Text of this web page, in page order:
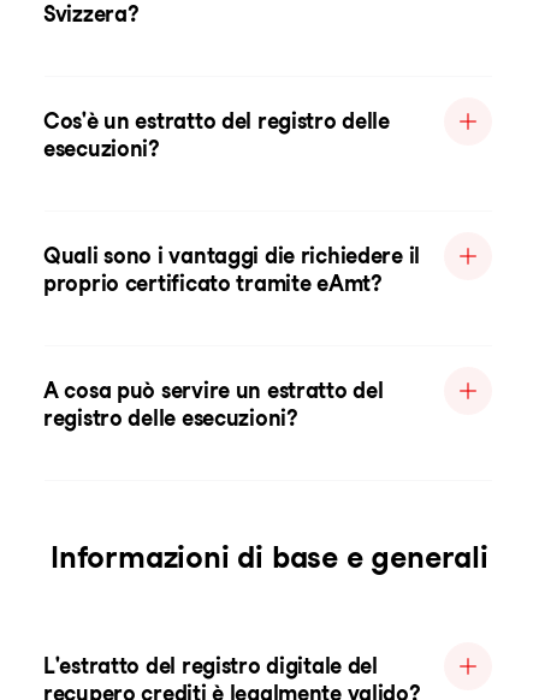
Svizzera?
Cos'è un estratto del registro delle
esecuzioni?
Quali sono i vantaggi die richiedere il
proprio certificato tramite eAmt?
A cosa può servire un estratto del
registro delle esecuzioni?
Informazioni di base e generali
L'estratto del registro digitale del
recupero crediti è legalmente valido?